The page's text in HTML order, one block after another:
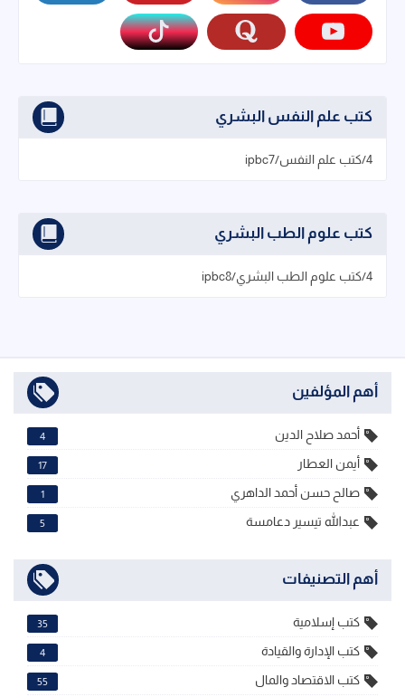
كتب علم النفس البشري
4/كتب علم النفس/ipbc7
كتب علوم الطب البشري
4/كتب علوم الطب البشري/ipbc8
أهم المؤلفين
أحمد صلاح الدين 4
أيمن العطار 17
صالح حسن أحمد الداهري 1
عبدالله تيسير دعامسة 5
أهم التصنيفات
كتب إسلامية 35
كتب الإدارة والقيادة 4
كتب الاقتصاد والمال 55